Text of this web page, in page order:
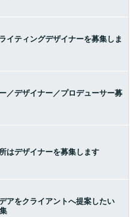
イティングデザイナーを募集しま
／デザイナー／プロデューサー募
はデザイナーを募集します
アをクライアントへ提案したい